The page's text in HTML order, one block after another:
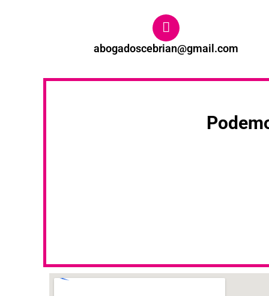
abogadoscebrian@gmail.com